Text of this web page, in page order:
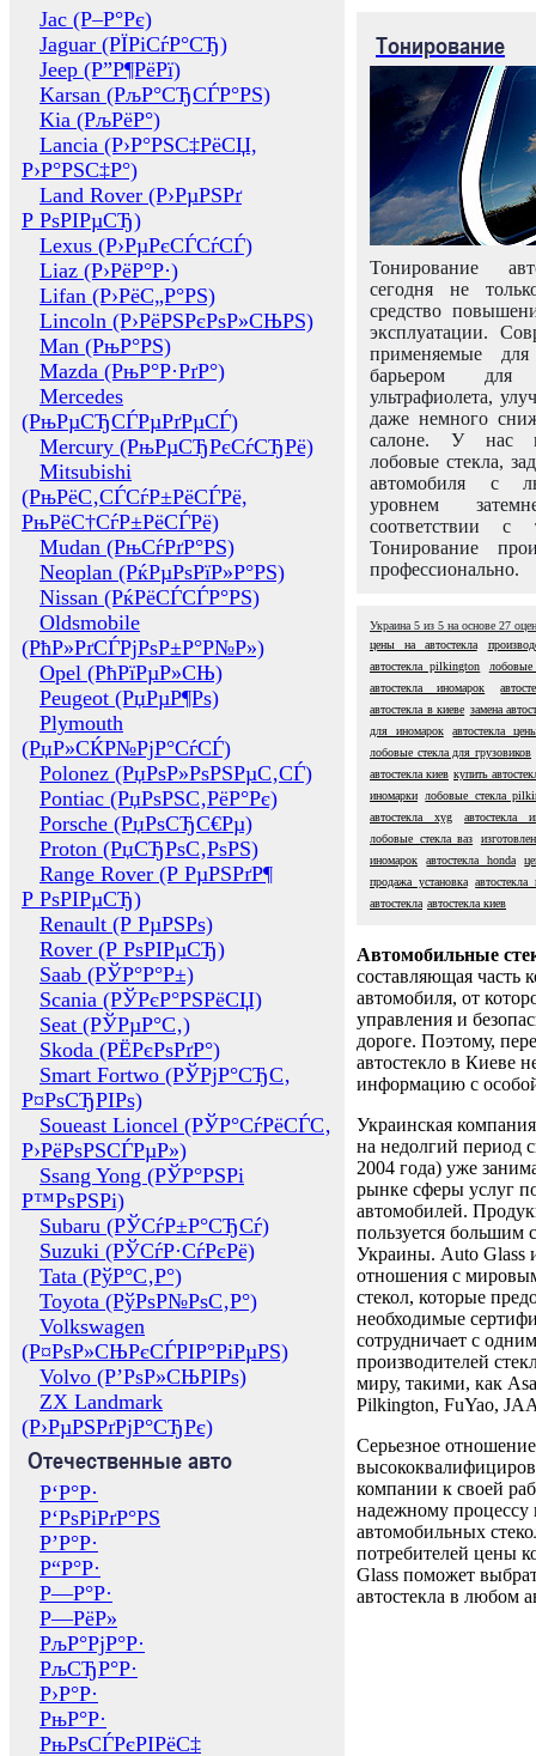
Jac (Р–Р°Рє)
Jaguar (РЇРіСѓР°СЂ)
Jeep (Р”Р¶РёРї)
Karsan (РљР°СЂСЃР°РЅ)
Kia (РљРёР°)
Lancia (Р›Р°РЅС‡РёСЏ,
Р›Р°РЅС‡Р°)
Land Rover (Р›РµРЅРґ
Р РѕРІРµСЂ)
Lexus (Р›РµРєСЃСѓСЃ)
Liaz (Р›РёР°Р·)
Lifan (Р›РёС„Р°РЅ)
Lincoln (Р›РёРЅРєРѕР»СЊРЅ)
Man (РњР°РЅ)
Mazda (РњР°Р·РґР°)
Mercedes
(РњРµСЂСЃРµРґРµСЃ)
Mercury (РњРµСЂРєСѓСЂРё)
Mitsubishi
(РњРёС‚СЃСѓР±РёСЃРё,
РњРёС†СѓР±РёСЃРё)
Mudan (РњСѓРґР°РЅ)
Neoplan (РќРµРѕРїР»Р°РЅ)
Nissan (РќРёСЃСЃР°РЅ)
Oldsmobile
(РћР»РґСЃРјРѕР±Р°Р№Р»)
Opel (РћРїРµР»СЊ)
Peugeot (РџРµР¶Рѕ)
Plymouth
(РџР»СЌР№РјР°СѓСЃ)
Polonez (РџРѕР»РѕРЅРµС‚СЃ)
Pontiac (РџРѕРЅС‚РёР°Рє)
Porsche (РџРѕСЂС€Рµ)
Proton (РџСЂРѕС‚РѕРЅ)
Range Rover (Р РµРЅРґР¶
Р РѕРІРµСЂ)
Renault (Р РµРЅРѕ)
Rover (Р РѕРІРµСЂ)
Saab (РЎР°Р°Р±)
Scania (РЎРєР°РЅРёСЏ)
Seat (РЎРµР°С‚)
Skoda (РЁРєРѕРґР°)
Smart Fortwo (РЎРјР°СЂС‚
Р¤РѕСЂРІРѕ)
Soueast Lioncel (РЎР°СѓРёСЃС‚
Р›РёРѕРЅСЃРµР»)
Ssang Yong (РЎР°РЅРі
Р™РѕРЅРі)
Subaru (РЎСѓР±Р°СЂСѓ)
Suzuki (РЎСѓР·СѓРєРё)
Tata (РўР°С‚Р°)
Toyota (РўРѕР№РѕС‚Р°)
Volkswagen
(Р¤РѕР»СЊРєСЃРІР°РіРµРЅ)
Volvo (Р’РѕР»СЊРІРѕ)
ZX Landmark
(Р›РµРЅРґРјР°СЂРє)
Отечественные авто
Р‘Р°Р·
Р‘РѕРіРґР°РЅ
Р’Р°Р·
Р“Р°Р·
Р—Р°Р·
Р—РёР»
РљР°РјР°Р·
РљСЂР°Р·
Р›Р°Р·
РњР°Р·
РњРѕСЃРєРІРёС‡
Тонирование
Тонирование
сегодня не
средство
эксплуатации.
применяемые
барьером для
ультрафиолета,
даже немного
салоне. У нас
лобовые стекла,
автомобиля с
уровнем
соответствии с
Тонирование
профессионально.
Украина 5 из 5 на основе 27
цены на автостекла
автостекла pilkington
автостекла иномарок
автостекла в киеве замена
для иномарок
автостекла
лобовые стекла для грузовиков
автостекла киев купить
иномарки
лобовые стекла
автостекла xyg
автостекла
лобовые стекла ваз
иномарок
автостекла honda
продажа установка автостекла
автостекла автостекла киев
Автомобильные
составляющая часть
автомобиля, от
управления и
дороге. Поэтому,
автостекло в Киеве
информацию с
Украинская
на недолгий период
2004 года) уже
рынке сферы услуг
автомобилей.
пользуется большим
Украины. Auto Glass
отношения с
стекол, которые
необходимые
сотрудничает с
производителей
миру, такими, как
Pilkington, FuYao,
Серьезное отношение
компании к своей
надежному процессу
автомобильных
потребителей цены
Glass поможет
автостекла в любом